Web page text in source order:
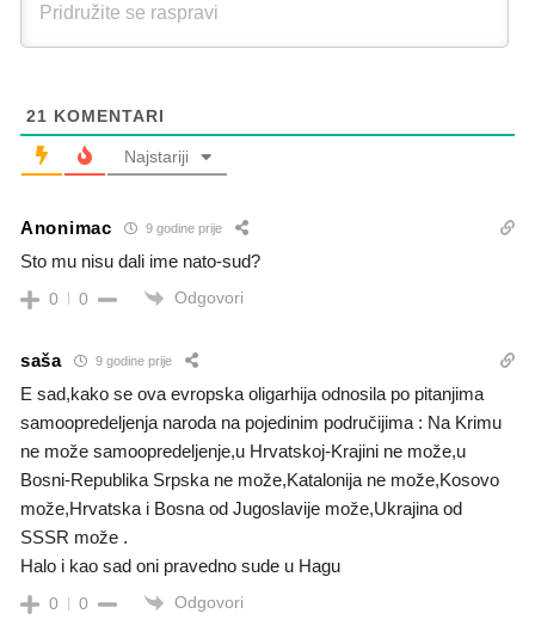
21 KOMENTARI
Najstariji
Anonimac 9 godine prije
Sto mu nisu dali ime nato-sud?
0 0 Odgovori
saša 9 godine prije
E sad,kako se ova evropska oligarhija odnosila po pitanjima
samoopredeljenja naroda na pojedinim područijima : Na Krimu
ne može samoopredeljenje,u Hrvatskoj-Krajini ne može,u
Bosni-Republika Srpska ne može,Katalonija ne može,Kosovo
može,Hrvatska i Bosna od Jugoslavije može,Ukrajina od
SSSR može .
Halo i kao sad oni pravedno sude u Hagu
0 0 Odgovori